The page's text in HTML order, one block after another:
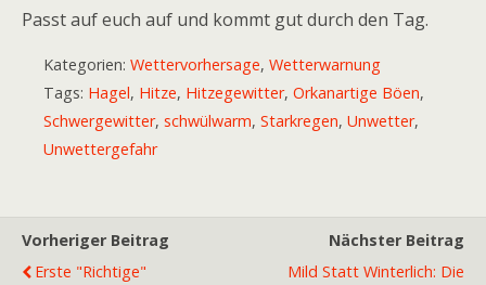
Passt auf euch auf und kommt gut durch den Tag.
Kategorien: Wettervorhersage, Wetterwarnung
Tags: Hagel, Hitze, Hitzegewitter, Orkanartige Böen,
Schwergewitter, schwülwarm, Starkregen, Unwetter,
Unwettergefahr
Vorheriger Beitrag
Erste "richtige"
Nächster Beitrag
Mild Statt Winterlich: Die